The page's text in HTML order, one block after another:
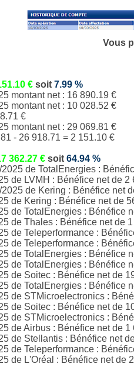
Vous
€ soit 7.99 %
montant net : 16 890.19 €
montant net : 10 028.52 €
€
montant net : 29 069.81 €
- 26 918.71 = 2 151.10 €
362.27 € soit 64.94 %
de TotalEnergies :
de LVMH : Bénéfice net de 2
de Kering : Bénéfice net
de Kering : Bénéfice net de
de TotalEnergies : Bénéfice
de Thales : Bénéfice net de
de Teleperformance :
de Teleperformance :
de TotalEnergies : Bénéfice
de TotalEnergies : Bénéfice
de Soitec : Bénéfice net de
de TotalEnergies : Bénéfice
de STMicroelectronics :
de Soitec : Bénéfice net de
de STMicroelectronics :
de Airbus : Bénéfice net de 1
de Stellantis : Bénéfice net
de Teleperformance :
de L'Oréal : Bénéfice net de